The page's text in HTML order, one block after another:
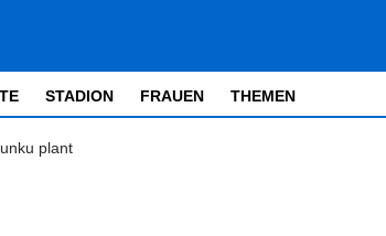
STADION FRAUEN THEMEN
plant